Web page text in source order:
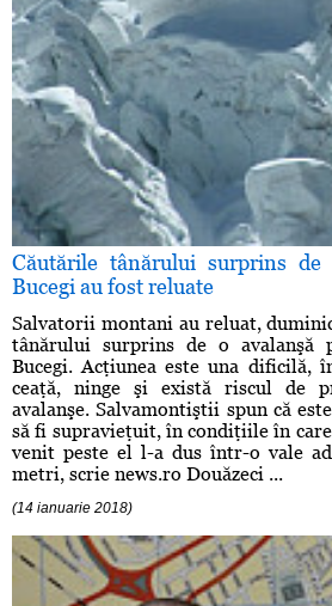
Căutările tânărului surprins
Bucegi au fost reluate
Salvatorii montani au reluat,
tânărului surprins de o avalanşă
Bucegi. Acţiunea este una dificilă,
ceaţă, ninge şi există riscul de
avalanşe. Salvamontiştii spun că
să fi supravieţuit, în condiţiile în care
venit peste el l-a dus într-o vale
metri, scrie news.ro Douăzeci ...
(14 ianuarie 2018)